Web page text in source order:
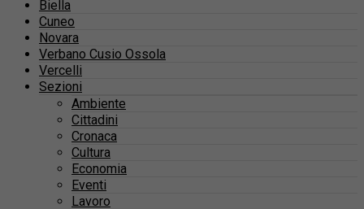
Biella
Cuneo
Novara
Verbano Cusio Ossola
Vercelli
Sezioni
Ambiente
Cittadini
Cronaca
Cultura
Economia
Eventi
Lavoro